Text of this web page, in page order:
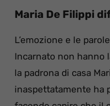
Maria De Filippi
L’emozione e le
Incarnato non hanno
la padrona di casa
inaspettatamente ha